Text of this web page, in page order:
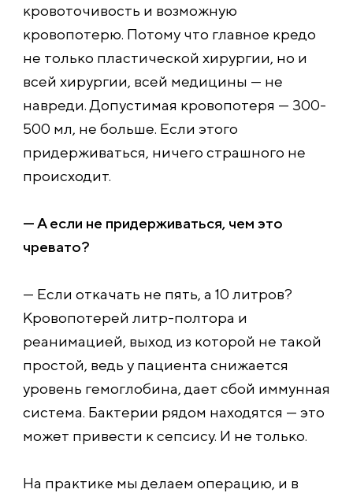
кровоточивость и возможную
кровопотерю. Потому что главное кредо
не только пластической хирургии, но и
всей хирургии, всей медицины — не
навреди. Допустимая кровопотеря — 300-
500 мл, не больше. Если этого
придерживаться, ничего страшного не
происходит.
— А если не придерживаться, чем это
чревато?
— Если откачать не пять, а 10 литров?
Кровопотерей литр-полтора и
реанимацией, выход из которой не такой
простой, ведь у пациента снижается
уровень гемоглобина, дает сбой иммунная
система. Бактерии рядом находятся — это
может привести к сепсису. И не только.
На практике мы делаем операцию, и в